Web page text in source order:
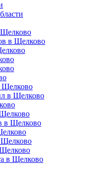
в Щелково
Щелково
в Щелково
в Щелково
в Щелково